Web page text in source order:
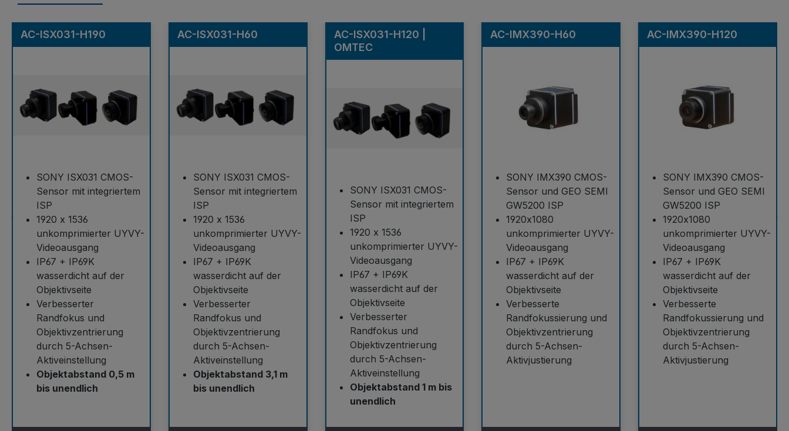
Produktgalerie überspringen
AC-ISX031-H190
SONY ISX031 CMOS-
Sensor mit integriertem
ISP
1920 x 1536
unkomprimierter UYVY-
Videoausgang
IP67 + IP69K
wasserdicht auf der
Objektivseite
Verbesserter
Randfokus und
Objektivzentrierung
durch 5-Achsen-
Aktiveinstellung
Objektabstand 0,5 m
bis unendlich
AC-ISX031-H60
SONY ISX031 CMOS-
Sensor mit integriertem
ISP
1920 x 1536
unkomprimierter UYVY-
Videoausgang
IP67 + IP69K
wasserdicht auf der
Objektivseite
Verbesserter
Randfokus und
Objektivzentrierung
durch 5-Achsen-
Aktiveinstellung
Objektabstand 3,1 m
bis unendlich
AC-ISX031-H120 |
OMTEC
SONY ISX031 CMOS-
Sensor mit integriertem
ISP
1920 x 1536
unkomprimierter UYVY-
Videoausgang
IP67 + IP69K
wasserdicht auf der
Objektivseite
Verbesserter
Randfokus und
Objektivzentrierung
durch 5-Achsen-
Aktiveinstellung
Objektabstand 1 m bis
unendlich
AC-IMX390-H60
SONY IMX390 CMOS-
Sensor und GEO SEMI
GW5200 ISP
1920x1080
unkomprimierter UYVY-
Videoausgang
IP67 + IP69K
wasserdicht auf der
Objektivseite
Verbesserte
Randfokussierung und
Objektivzentrierung
durch 5-Achsen-
Aktivjustierung
AC-IMX390-H120
SONY IMX390 CMOS-
Sensor und GEO SEMI
GW5200 ISP
1920x1080
unkomprimierter UYVY-
Videoausgang
IP67 + IP69K
wasserdicht auf der
Objektivseite
Verbesserte
Randfokussierung und
Objektivzentrierung
durch 5-Achsen-
Aktivjustierung